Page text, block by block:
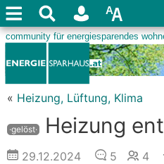
« Heizung, Lüftung, Klima
·gelöst· Heizung
29.12.2024 5 4